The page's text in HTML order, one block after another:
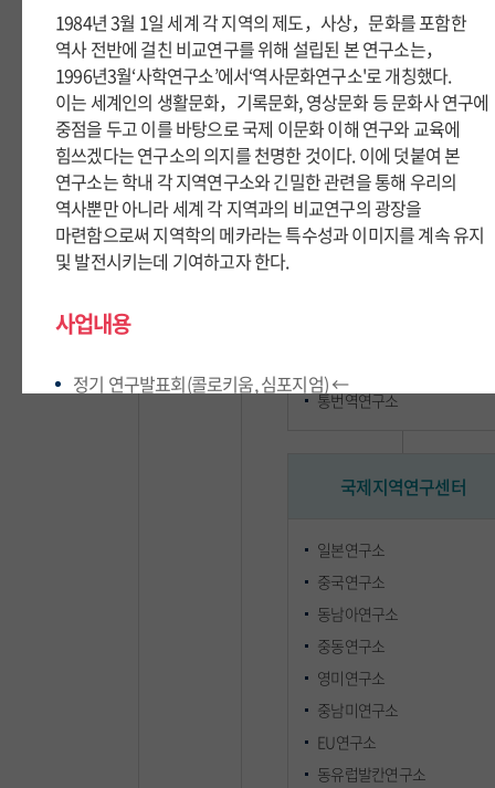
연구윤리센터
부속연구기관
외국어문연구센터
통번역연구소
국제지역연구센터
일본연구소
중국연구소
동남아연구소
중동연구소
영미연구소
중남미연구소
EU연구소
동유럽발칸연구소
1984년 3월 1일 세계 각 지역의 제도，사상，문화를 포함한
역사 전반에 걸친 비교연구를 위해 설립된 본 연구소는，
1996년3월‘사학연구소’에서‘역사문화연구소'로 개칭했다.
이는 세계인의 생활문화，기록문화, 영상문화 등 문화사 연구에
중점을 두고 이를 바탕으로 국제 이문화 이해 연구와 교육에
힘쓰겠다는 연구소의 의지를 천명한 것이다. 이에 덧붙여 본
연구소는 학내 각 지역연구소와 긴밀한 관련을 통해 우리의
역사뿐만 아니라 세계 각 지역과의 비교연구의 광장을
마련함으로써 지역학의 메카라는 특수성과 이미지를 계속 유지
및 발전시키는데 기여하고자 한다.
사업내용
정기 연구발표회(콜로키움, 심포지엄) ←
1984년 3월 1일 세계 각 지역의 제도，사상，문화를 포함한
역사 전반에 걸친 비교연구를 위해 설립된 본 연구소는，
1996년3월‘사학연구소’에서‘역사문화연구소'로 개칭했다.
이는 세계인의 생활문화，기록문화, 영상문화 등 문화사 연구에
중점을 두고 이를 바탕으로 국제 이문화 이해 연구와 교육에
힘쓰겠다는 연구소의 의지를 천명한 것이다. 이에 덧붙여 본
연구소는 학내 각 지역연구소와 긴밀한 관련을 통해 우리의
역사뿐만 아니라 세계 각 지역과의 비교연구의 광장을
마련함으로써 지역학의 메카라는 특수성과 이미지를 계속 유지
및 발전시키는데 기여하고자 한다.
사업내용
정기 연구발표회(콜로키움, 심포지엄) ←